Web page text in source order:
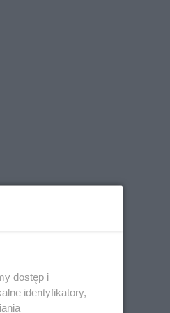
dostęp i
identyfikatory,